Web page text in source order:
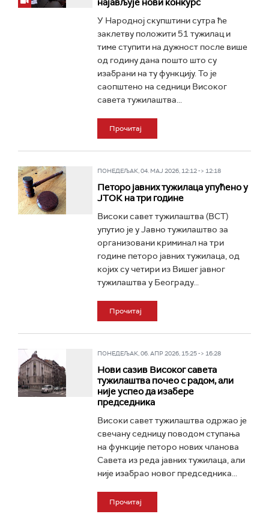
најављује нови конкурс
У Народној скупштини сутра ће
заклетву положити 51 тужилац и
тиме ступити на дужност после више
од годину дана пошто што су
изабрани на ту функцију. То је
саопштено на седници Високог
савета тужилаштва...
Прочитај
ПОНЕДЕЉАК, 04. МАЈ 2026, 12:12 -> 12:18
Петоро јавних тужилаца упућено у
ЈТОК на три године
Високи савет тужилаштва (ВСТ)
упутио је у Јавно тужилаштво за
организовани криминал на три
године петоро јавних тужилаца, од
којих су четири из Вишег јавног
тужилаштва у Београду...
Прочитај
ПОНЕДЕЉАК, 06. АПР 2026, 15:25 -> 16:28
Нови сазив Високог савета
тужилаштва почео с радом, али
није успео да изабере
председника
Високи савет тужилаштва одржао је
свечану седницу поводом ступања
на функције петоро нових чланова
Савета из реда јавних тужилаца, али
није изабрао новог председника...
Прочитај